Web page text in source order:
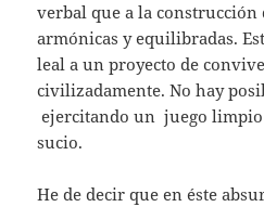
verbal que a la construcción
armónicas y equilibradas.
leal a un proyecto de
civilizadamente. No hay
ejercitando un juego
sucio.
He de decir que en éste